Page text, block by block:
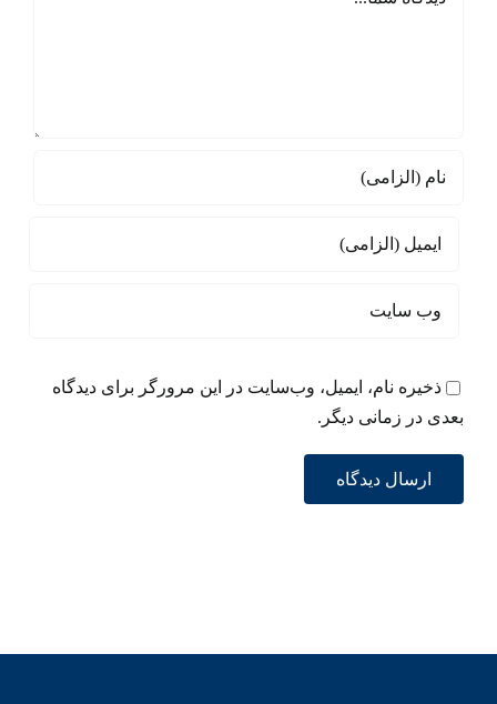
ذخیره نام، ایمیل، وب‌سایت در این مرورگر برای دیدگاه
بعدی در زمانی دیگر.